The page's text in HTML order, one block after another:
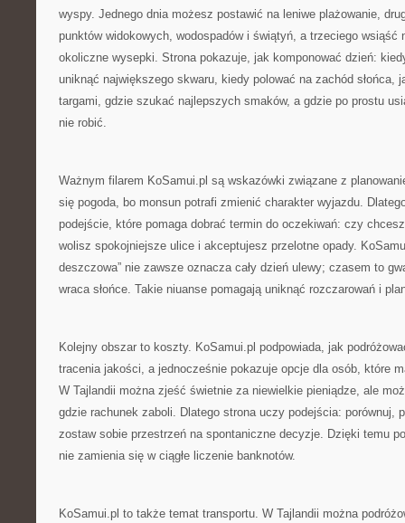
wyspy. Jednego dnia możesz postawić na leniwe plażowanie,
punktów widokowych, wodospadów i świątyń, a trzeciego wsiąść
okoliczne wysepki. Strona pokazuje, jak komponować dzień:
uniknąć największego skwaru, kiedy polować na zachód słońca,
targami, gdzie szukać najlepszych smaków, a gdzie po prostu
nie robić.
Ważnym filarem KoSamui.pl są wskazówki związane z
się pogoda, bo monsun potrafi zmienić charakter wyjazdu.
podejście, które pomaga dobrać termin do oczekiwań: czy
wolisz spokojniejsze ulice i akceptujesz przelotne opady.
deszczowa” nie zawsze oznacza cały dzień ulewy; czasem to
wraca słońce. Takie niuanse pomagają uniknąć rozczarowań i
Kolejny obszar to koszty. KoSamui.pl podpowiada, jak
tracenia jakości, a jednocześnie pokazuje opcje dla osób, które
W Tajlandii można zjeść świetnie za niewielkie pieniądze, ale
gdzie rachunek zaboli. Dlatego strona uczy podejścia: porównuj,
zostaw sobie przestrzeń na spontaniczne decyzje. Dzięki temu
nie zamienia się w ciągłe liczenie banknotów.
KoSamui.pl to także temat transportu. W Tajlandii można